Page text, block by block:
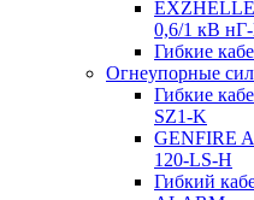
0,6/1 кВ
Гибкие
Огнеупорные
Гибкие
SZ1-K
GENFIRE
120-LS-H
Гибкий